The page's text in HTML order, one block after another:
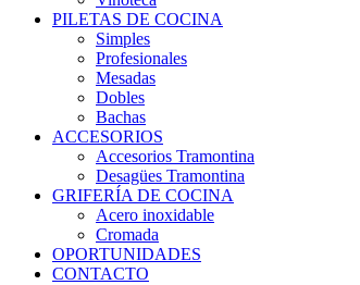
PILETAS DE COCINA
Simples
Profesionales
Mesadas
Dobles
Bachas
ACCESORIOS
Accesorios Tramontina
Desagües Tramontina
GRIFERÍA DE COCINA
Acero inoxidable
Cromada
OPORTUNIDADES
CONTACTO